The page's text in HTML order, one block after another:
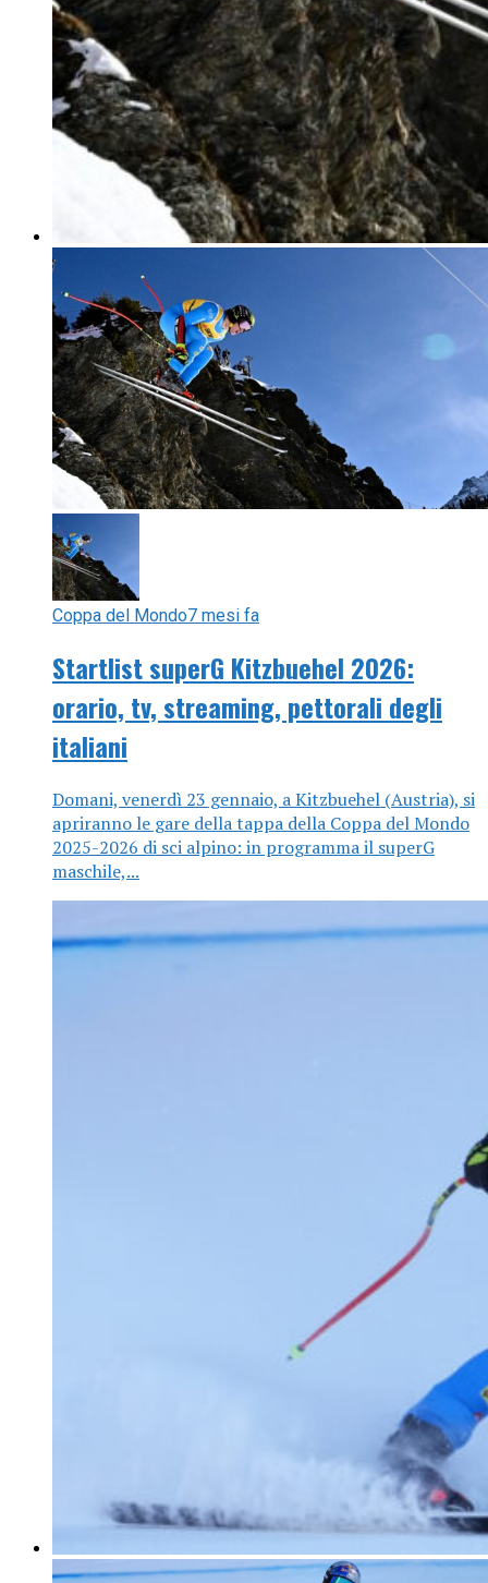
Coppa del Mondo7 mesi fa
Startlist superG Kitzbuehel 2026:
orario, tv, streaming, pettorali degli
italiani
Domani, venerdì 23 gennaio, a Kitzbuehel (Austria), si
apriranno le gare della tappa della Coppa del Mondo
2025-2026 di sci alpino: in programma il superG
maschile,...